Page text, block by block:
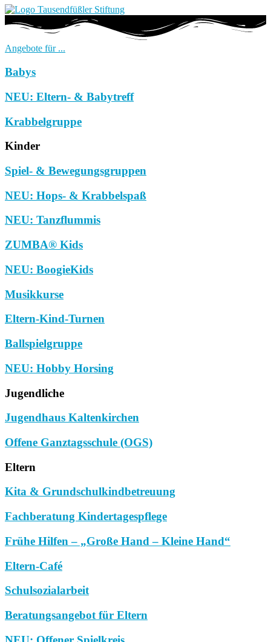
Angebote für ...
Babys
NEU: Eltern- & Babytreff
Krabbelgruppe
Kinder
Spiel- & Bewegungsgruppen
NEU: Hops- & Krabbelspaß
NEU: Tanzflummis
ZUMBA® Kids
NEU: BoogieKids
Musikkurse
Eltern-Kind-Turnen
Ballspielgruppe
NEU: Hobby Horsing
Jugendliche
Jugendhaus Kaltenkirchen
Offene Ganztagsschule (OGS)
Eltern
Kita & Grundschulkindbetreuung
Fachberatung Kindertagespflege
Frühe Hilfen – „Große Hand – Kleine Hand“
Eltern-Café
Schulsozialarbeit
Beratungsangebot für Eltern